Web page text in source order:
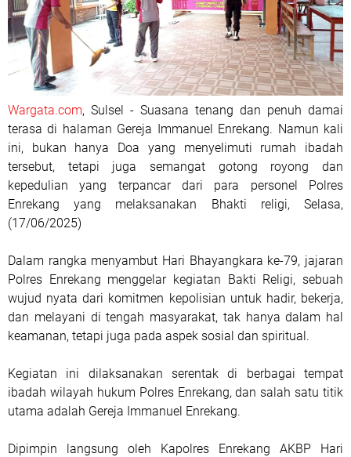
Wargata.com, Sulsel - Suasana tenang dan penuh damai
terasa di halaman Gereja Immanuel Enrekang. Namun kali
ini, bukan hanya Doa yang menyelimuti rumah ibadah
tersebut, tetapi juga semangat gotong royong dan
kepedulian yang terpancar dari para personel Polres
Enrekang yang melaksanakan Bhakti religi, Selasa,
(17/06/2025)
Dalam rangka menyambut Hari Bhayangkara ke-79, jajaran
Polres Enrekang menggelar kegiatan Bakti Religi, sebuah
wujud nyata dari komitmen kepolisian untuk hadir, bekerja,
dan melayani di tengah masyarakat, tak hanya dalam hal
keamanan, tetapi juga pada aspek sosial dan spiritual.
Kegiatan ini dilaksanakan serentak di berbagai tempat
ibadah wilayah hukum Polres Enrekang, dan salah satu titik
utama adalah Gereja Immanuel Enrekang.
Dipimpin langsung oleh Kapolres Enrekang AKBP Hari